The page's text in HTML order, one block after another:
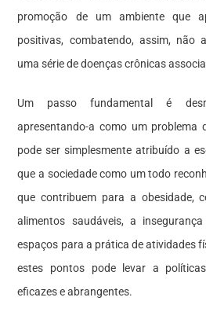
promoção de um ambiente que
positivas, combatendo, assim, não
uma série de doenças crônicas
Um passo fundamental é
apresentando-a como um problema
pode ser simplesmente atribuído a
que a sociedade como um todo
que contribuem para a obesidade,
alimentos saudáveis, a
espaços para a prática de atividades
estes pontos pode levar a
eficazes e abrangentes.